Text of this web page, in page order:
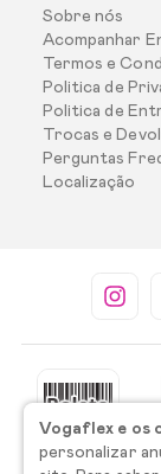
Sobre nós
Acompanhar
Termos e
Politica de
Politica de
Trocas e
Perguntas
Localização
Vogaflex e os
personalizar